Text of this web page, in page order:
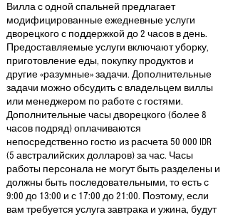
Вилла с одной спальней предлагает
модифицированные ежедневные услуги
дворецкого с поддержкой до 2 часов в день.
Предоставляемые услуги включают уборку,
приготовление еды, покупку продуктов и
другие «разумные» задачи. Дополнительные
задачи можно обсудить с владельцем виллы
или менеджером по работе с гостями.
Дополнительные часы дворецкого (более 8
часов подряд) оплачиваются
непосредственно гостю из расчета 50 000 IDR
(5 австралийских долларов) за час. Часы
работы персонала не могут быть разделены и
должны быть последовательными, то есть с
9:00 до 13:00 и с 17:00 до 21:00. Поэтому, если
вам требуется услуга завтрака и ужина, будут